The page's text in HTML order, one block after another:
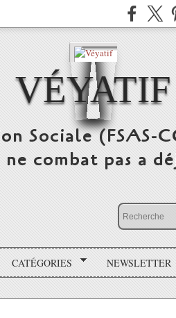
VÉYATIF
Sociale (FSAS-
combat pas a
CATÉGORIES NEWSLETTER